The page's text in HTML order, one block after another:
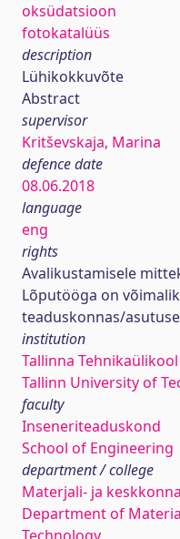
oksüdatsioon
fotokatalüüs
description
Lühikokkuvõte
Abstract
supervisor
Kritševskaja, Marina
defence date
08.06.2018
language
eng
rights
Avalikustamisele
Lõputööga on
teaduskonnas/
institution
Tallinna Tehnikaülikool
Tallinn University of
faculty
Inseneriteaduskond
School of Engineering
department / college
Materjali- ja
Department of